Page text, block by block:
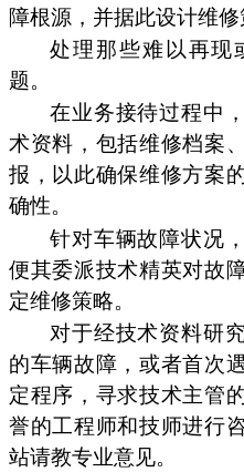
障根源，并据此设计维修
处理那些难以再现
题。
在业务接待过程中
术资料，包括维修档案
报，以此确保维修方案
确性。
针对车辆故障状况
便其委派技术精英对故
定维修策略。
对于经技术资料研
的车辆故障，或者首次
定程序，寻求技术主管
誉的工程师和技师进行
站请教专业意见。